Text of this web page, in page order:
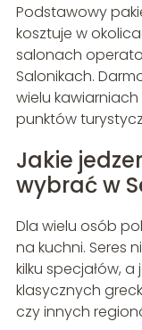
Podstawowy
kosztuje w
salonach
Salonikach.
wielu
punktów
Jakie
wybrać w
Dla wielu osób
na kuchni. Seres
kilku specjałów,
klasycznych
czy innych